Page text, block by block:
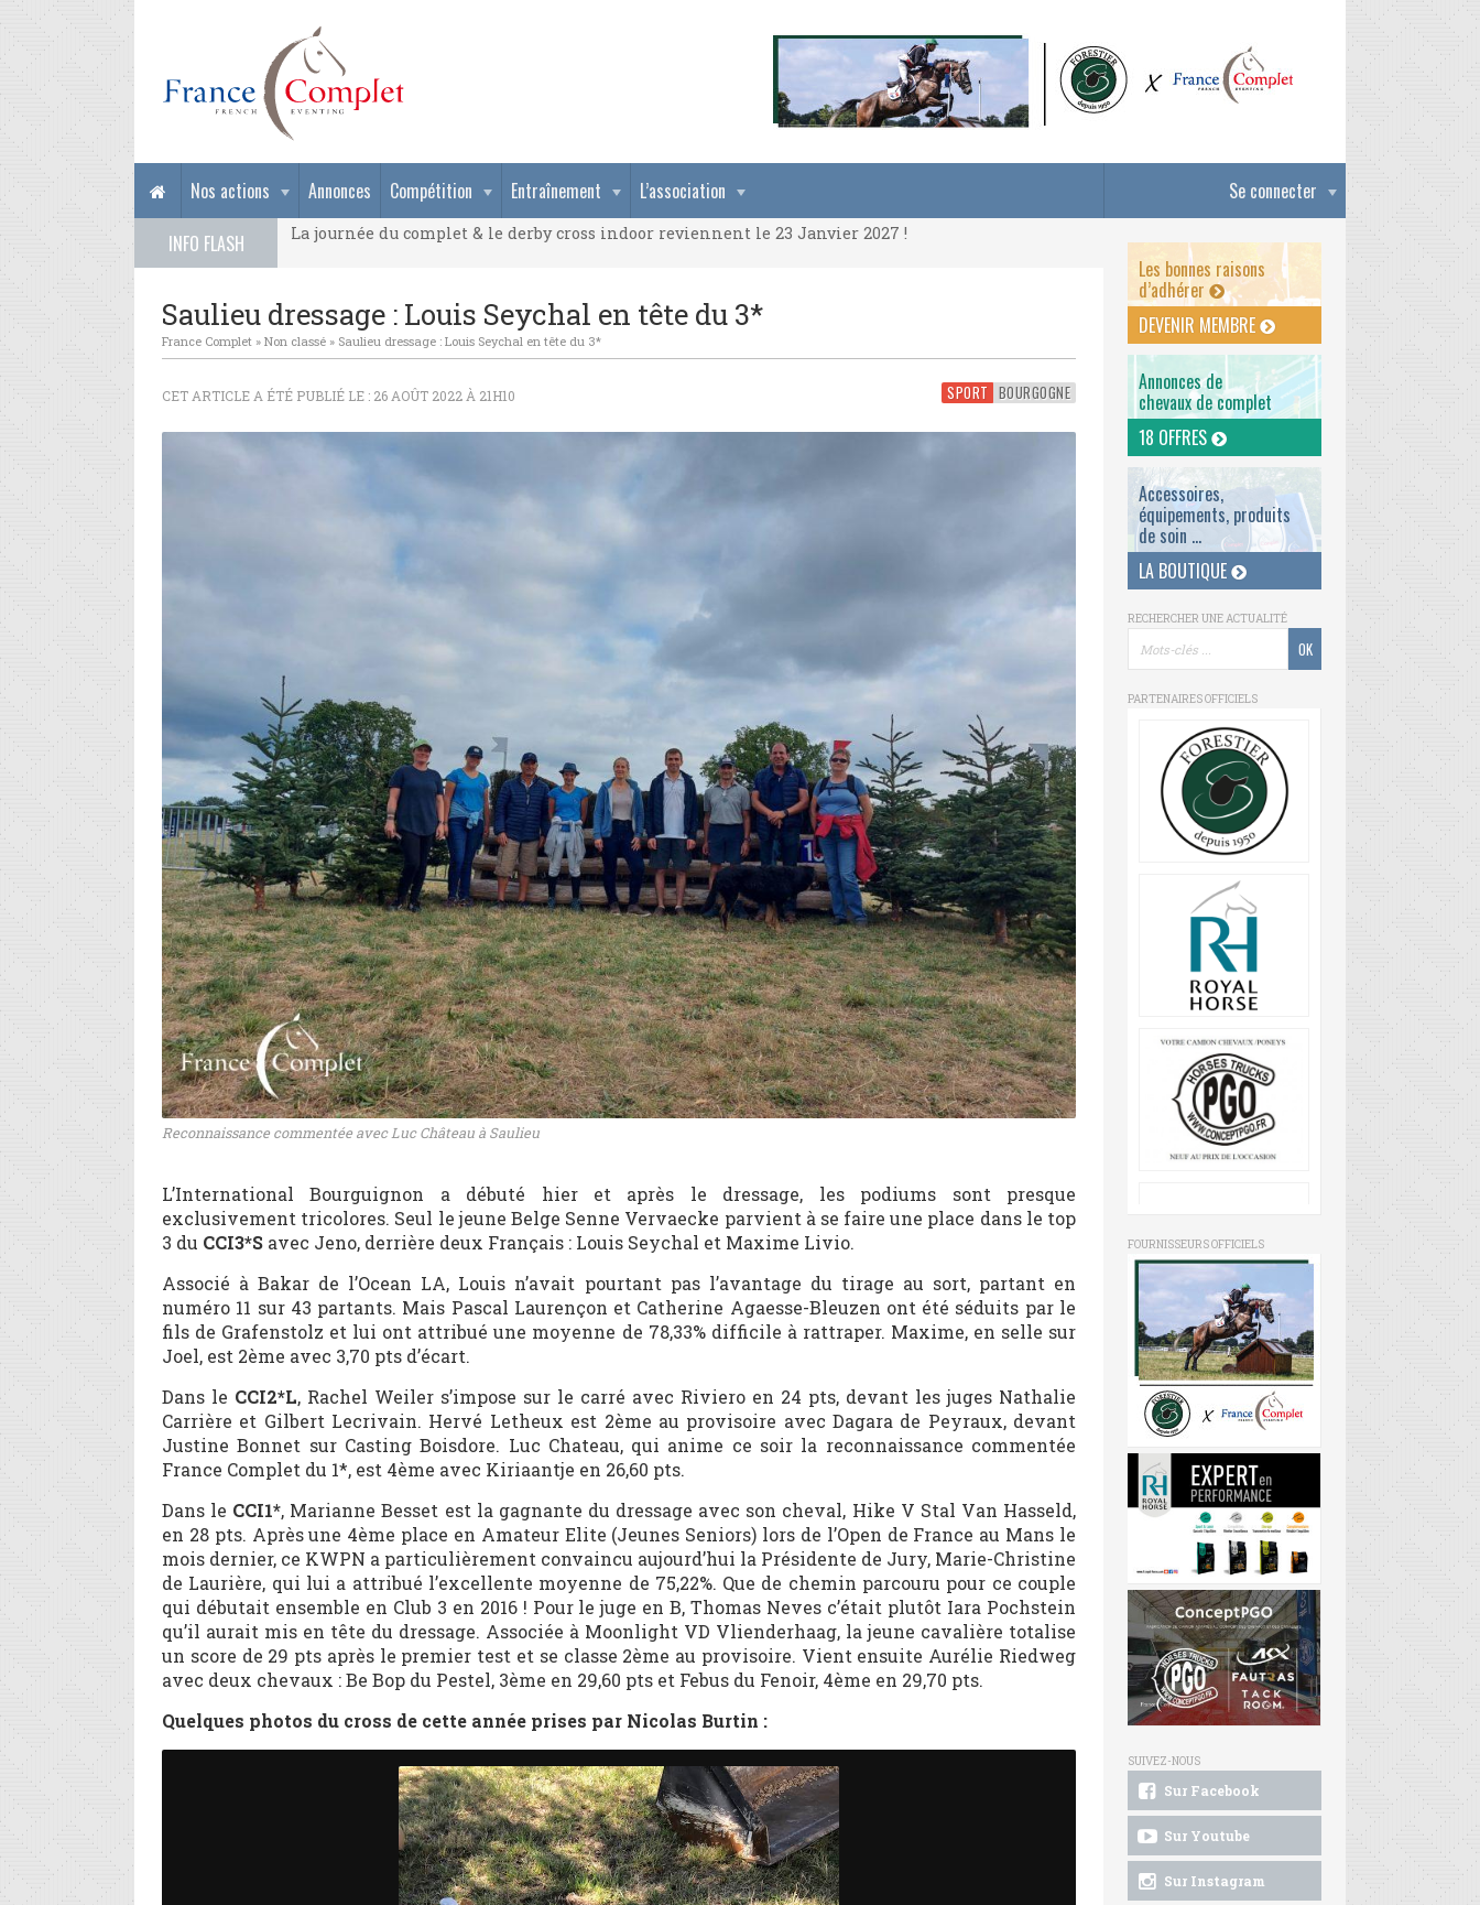
Se connecter
Nos actions Annonces Compétition Entraînement
L’association
INFO FLASH
La journée du complet & le derby cross indoor reviennent le 23 Janvier 2027 !
La journée du complet & le derby cross indoor reviennent le 23 Janvier 2027 !
Saulieu dressage : Louis Seychal en tête du 3*
France Complet » Non classé » Saulieu dressage : Louis Seychal en tête du 3*
SPORT BOURGOGNE
CET ARTICLE A ÉTÉ PUBLIÉ LE : 26 AOÛT 2022 À 21H10
Reconnaissance commentée avec Luc Château à Saulieu
L’International Bourguignon a débuté hier et après le dressage, les podiums sont presque
exclusivement tricolores. Seul le jeune Belge Senne Vervaecke parvient à se faire une place dans le top
3 du CCI3*S avec Jeno, derrière deux Français : Louis Seychal et Maxime Livio.
Associé à Bakar de l’Ocean LA, Louis n’avait pourtant pas l’avantage du tirage au sort, partant en
numéro 11 sur 43 partants. Mais Pascal Laurençon et Catherine Agaesse-Bleuzen ont été séduits par le
fils de Grafenstolz et lui ont attribué une moyenne de 78,33% difficile à rattraper. Maxime, en selle sur
Joel, est 2ème avec 3,70 pts d’écart.
Dans le CCI2*L, Rachel Weiler s’impose sur le carré avec Riviero en 24 pts, devant les juges Nathalie
Carrière et Gilbert Lecrivain. Hervé Letheux est 2ème au provisoire avec Dagara de Peyraux, devant
Justine Bonnet sur Casting Boisdore. Luc Chateau, qui anime ce soir la reconnaissance commentée
France Complet du 1*, est 4ème avec Kiriaantje en 26,60 pts.
Dans le CCI1*, Marianne Besset est la gagnante du dressage avec son cheval, Hike V Stal Van Hasseld,
en 28 pts. Après une 4ème place en Amateur Elite (Jeunes Seniors) lors de l’Open de France au Mans le
mois dernier, ce KWPN a particulièrement convaincu aujourd’hui la Présidente de Jury, Marie-Christine
de Laurière, qui lui a attribué l’excellente moyenne de 75,22%. Que de chemin parcouru pour ce couple
qui débutait ensemble en Club 3 en 2016 ! Pour le juge en B, Thomas Neves c’était plutôt Iara Pochstein
qu’il aurait mis en tête du dressage. Associée à Moonlight VD Vlienderhaag, la jeune cavalière totalise
un score de 29 pts après le premier test et se classe 2ème au provisoire. Vient ensuite Aurélie Riedweg
avec deux chevaux : Be Bop du Pestel, 3ème en 29,60 pts et Febus du Fenoir, 4ème en 29,70 pts.
Quelques photos du cross de cette année prises par Nicolas Burtin :
Les bonnes raisons
d’adhérer
DEVENIR MEMBRE
Annonces de
chevaux de complet
18 OFFRES
Accessoires,
équipements, produits
de soin ...
LA BOUTIQUE
RECHERCHER UNE ACTUALITÉ
PARTENAIRES OFFICIELS
FOURNISSEURS OFFICIELS
SUIVEZ-NOUS
Sur Facebook
Sur Youtube
Sur Instagram